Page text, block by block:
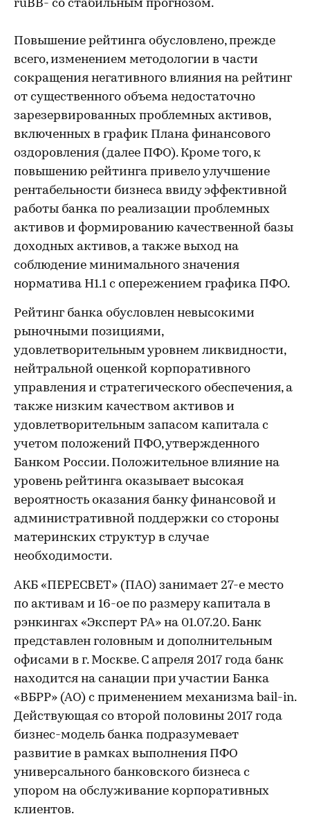
ruВВ- со стабильным прогнозом.
Повышение рейтинга обусловлено, прежде
всего, изменением методологии в части
сокращения негативного влияния на рейтинг
от существенного объема недостаточно
зарезервированных проблемных активов,
включенных в график Плана финансового
оздоровления (далее ПФО). Кроме того, к
повышению рейтинга привело улучшение
рентабельности бизнеса ввиду эффективной
работы банка по реализации проблемных
активов и формированию качественной базы
доходных активов, а также выход на
соблюдение минимального значения
норматива Н1.1 с опережением графика ПФО.
Рейтинг банка обусловлен невысокими
рыночными позициями,
удовлетворительным уровнем ликвидности,
нейтральной оценкой корпоративного
управления и стратегического обеспечения, а
также низким качеством активов и
удовлетворительным запасом капитала с
учетом положений ПФО, утвержденного
Банком России. Положительное влияние на
уровень рейтинга оказывает высокая
вероятность оказания банку финансовой и
административной поддержки со стороны
материнских структур в случае
необходимости.
АКБ «ПЕРЕСВЕТ» (ПАО) занимает 27-е место
по активам и 16-ое по размеру капитала в
рэнкингах «Эксперт РА» на 01.07.20. Банк
представлен головным и дополнительным
офисами в г. Москве. С апреля 2017 года банк
находится на санации при участии Банка
«ВБРР» (АО) с применением механизма bail-in.
Действующая со второй половины 2017 года
бизнес-модель банка подразумевает
развитие в рамках выполнения ПФО
универсального банковского бизнеса с
упором на обслуживание корпоративных
клиентов.